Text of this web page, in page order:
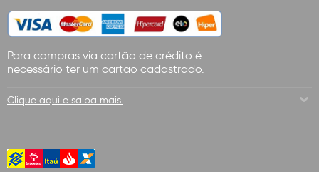
Para compras via cartão de crédito é
necessário ter um cartão cadastrado.
Clique aqui e saiba mais.